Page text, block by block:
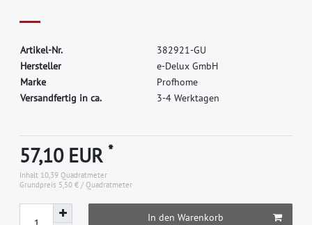
Artikel-Nr. 382921-GU
Hersteller e-Delux GmbH
Marke Profhome
Versandfertig in ca.
3-4 Werktagen
57,10 EUR*
Inhalt 10,39Quadratmeter
Grundpreis 5,50 € / Quadratmeter
In den Warenkorb